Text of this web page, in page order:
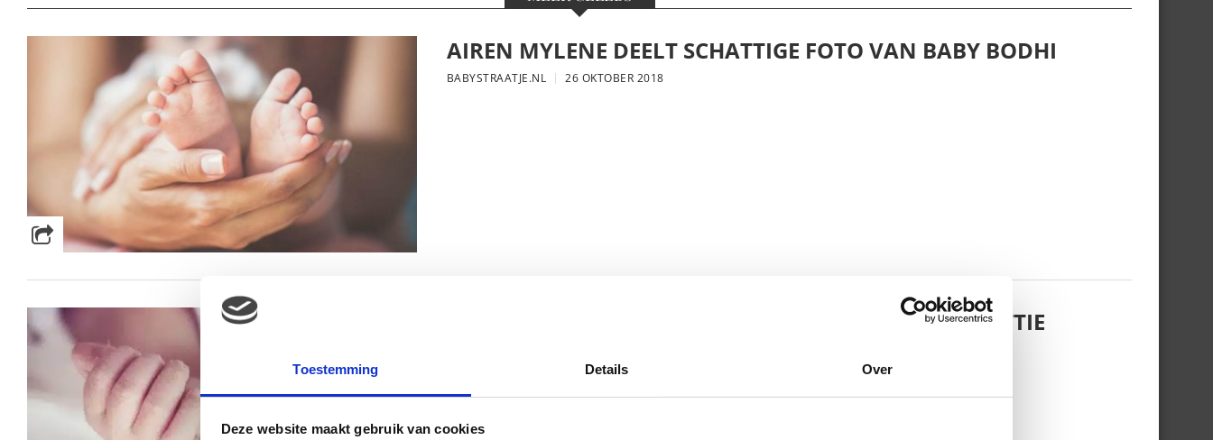
Toestemming Details Over
Deze website maakt gebruik van cookies
AIREN MYLENE DEELT SCHATTIGE FOTO VAN BABY BODHI
BABYSTRAATJE.NL 26 OKTOBER 2018
FOTO: SAAR KONINGSBERGER MET DOCHTERTJE SCOTTIE